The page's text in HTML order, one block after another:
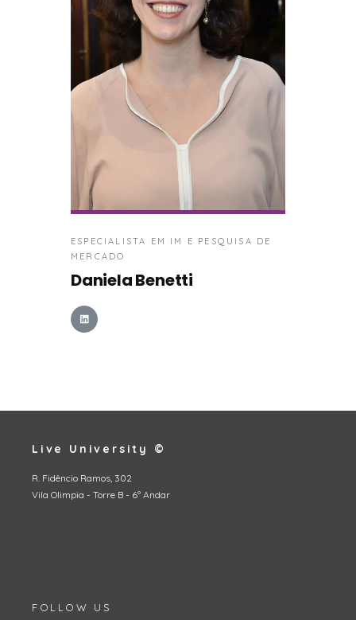
ESPECIALISTA EM IM E PESQUISA DE
MERCADO
Daniela Benetti
Live University ©
R. Fidêncio Ramos, 302
Vila Olimpia - Torre B - 6º Andar
FOLLOW US